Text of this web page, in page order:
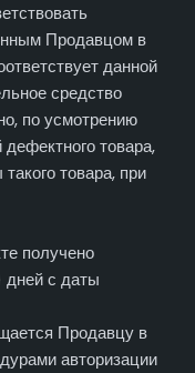
Продавцом в
данной
средство
по усмотрению
товара,
товара, при
получено
дней с даты
Продавцу в
авторизации